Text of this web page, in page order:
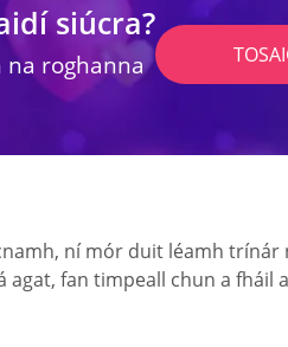
siúcra?
na roghanna
ní mór duit léamh
fan timpeall chun a